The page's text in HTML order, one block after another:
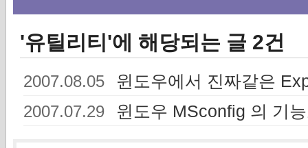
'유틸리티'에 해당되는 글 2건
2007.08.05 윈도우에서 진짜같은
2007.07.29 윈도우 MSconfig 의 기